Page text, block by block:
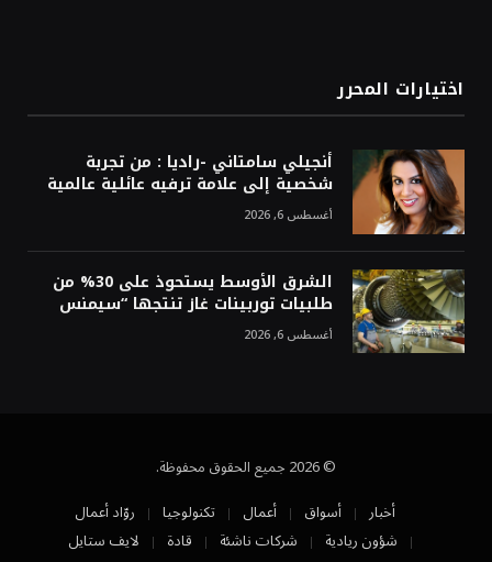
اختيارات المحرر
أنجيلي سامتاني -راديا : من تجربة
شخصية إلى علامة ترفيه عائلية عالمية
أغسطس 6, 2026
الشرق الأوسط يستحوذ على 30% من
طلبيات توربينات غاز تنتجها “سيمنس
أغسطس 6, 2026
© 2026 جميع الحقوق محفوظة.
أخبار
أسواق أعمال تكنولوجيا
روّاد أعمال
شؤون ريادية
شركات ناشئة قادة لايف ستايل